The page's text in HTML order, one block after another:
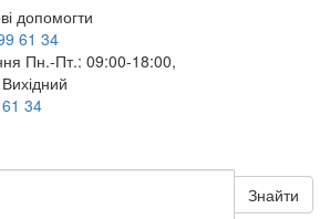
допомогти
61 34
Пн.-Пт.: 09:00-18:00,
34
Знайти